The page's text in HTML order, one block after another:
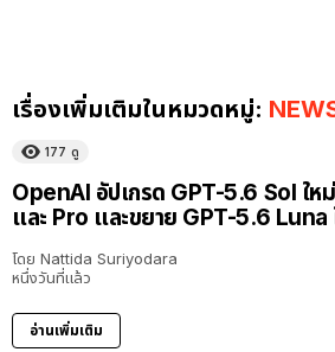
เรื่องเพิ่มเติมในหมวดหมู่:
177 ดู
OpenAI อัปเกรด GPT-5.6 Sol ให
และ Pro และขยาย GPT-5.6 Luna
โดย Nattida Suriyodara
หนึ่งวันที่แล้ว
อ่านเพิ่มเติม